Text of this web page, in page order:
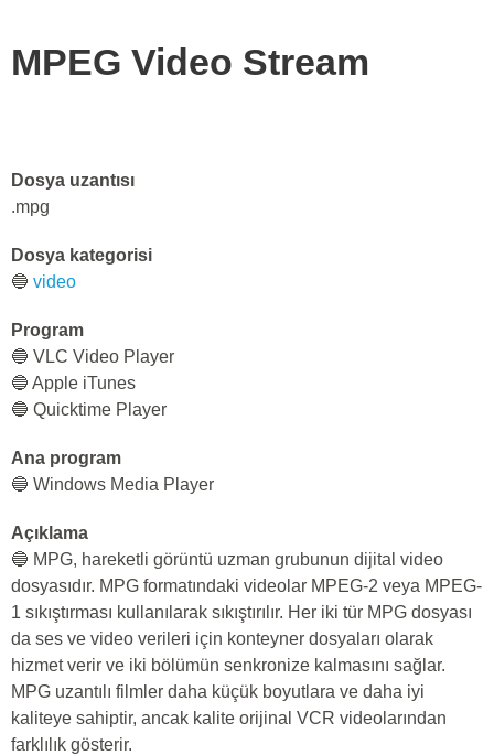
MPEG Video Stream
Dosya uzantısı
.mpg
Dosya kategorisi
🔵 video
Program
🔵 VLC Video Player
🔵 Apple iTunes
🔵 Quicktime Player
Ana program
🔵 Windows Media Player
Açıklama
🔵 MPG, hareketli görüntü uzman grubunun dijital video
dosyasıdır. MPG formatındaki videolar MPEG-2 veya MPEG-
1 sıkıştırması kullanılarak sıkıştırılır. Her iki tür MPG dosyası
da ses ve video verileri için konteyner dosyaları olarak
hizmet verir ve iki bölümün senkronize kalmasını sağlar.
MPG uzantılı filmler daha küçük boyutlara ve daha iyi
kaliteye sahiptir, ancak kalite orijinal VCR videolarından
farklılık gösterir.